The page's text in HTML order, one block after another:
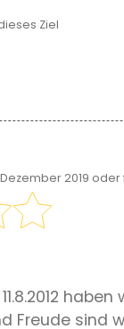
Ziel
2019 oder
Freude sind